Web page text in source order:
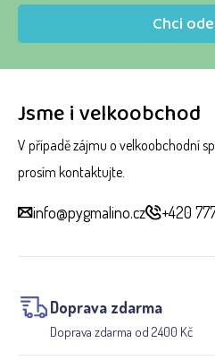
Jsme i velkoobchod
V případě zájmu o velkoobchodní
prosím kontaktujte.
info@pygmalino.cz +420
Doprava zdarma
Doprava zdarma od 2400 Kč
Chci